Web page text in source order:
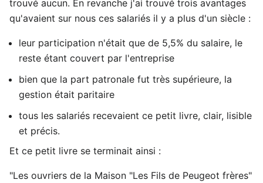
trouvé aucun. En revanche j'ai trouvé trois avantages
qu'avaient sur nous ces salariés il y a plus d'un siècle :
leur participation n'était que de 5,5% du salaire, le
reste étant couvert par l'entreprise
bien que la part patronale fut très supérieure, la
gestion était paritaire
tous les salariés recevaient ce petit livre, clair, lisible
et précis.
Et ce petit livre se terminait ainsi :
"Les ouvriers de la Maison "Les Fils de Peugeot frères"